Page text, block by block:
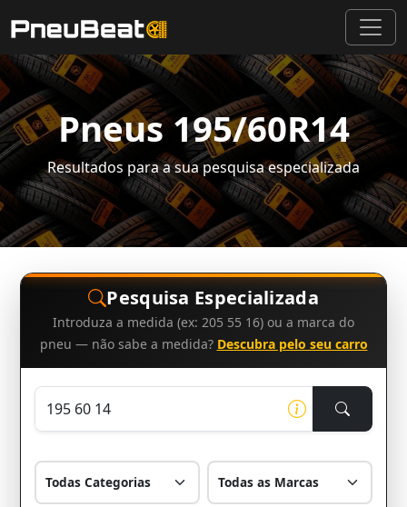
Pneus 195/60R14
Resultados para a sua pesquisa especializada
Pesquisa Especializada
Introduza a medida (ex: 205 55 16) ou a marca do
pneu — não sabe a medida? Descubra pelo seu carro